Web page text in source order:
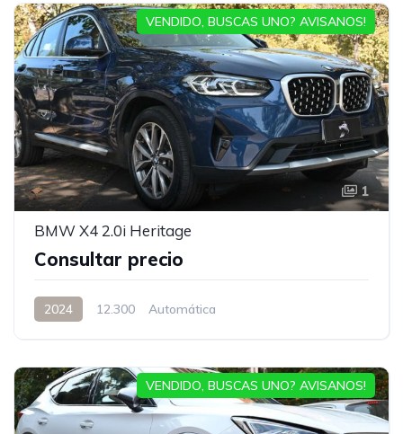
1
BMW X4 2.0i Heritage
Consultar precio
2024 12.300 Automática
VENDIDO, BUSCAS UNO? AVISANOS!
VENDIDO, BUSCAS UNO? AVISANOS!